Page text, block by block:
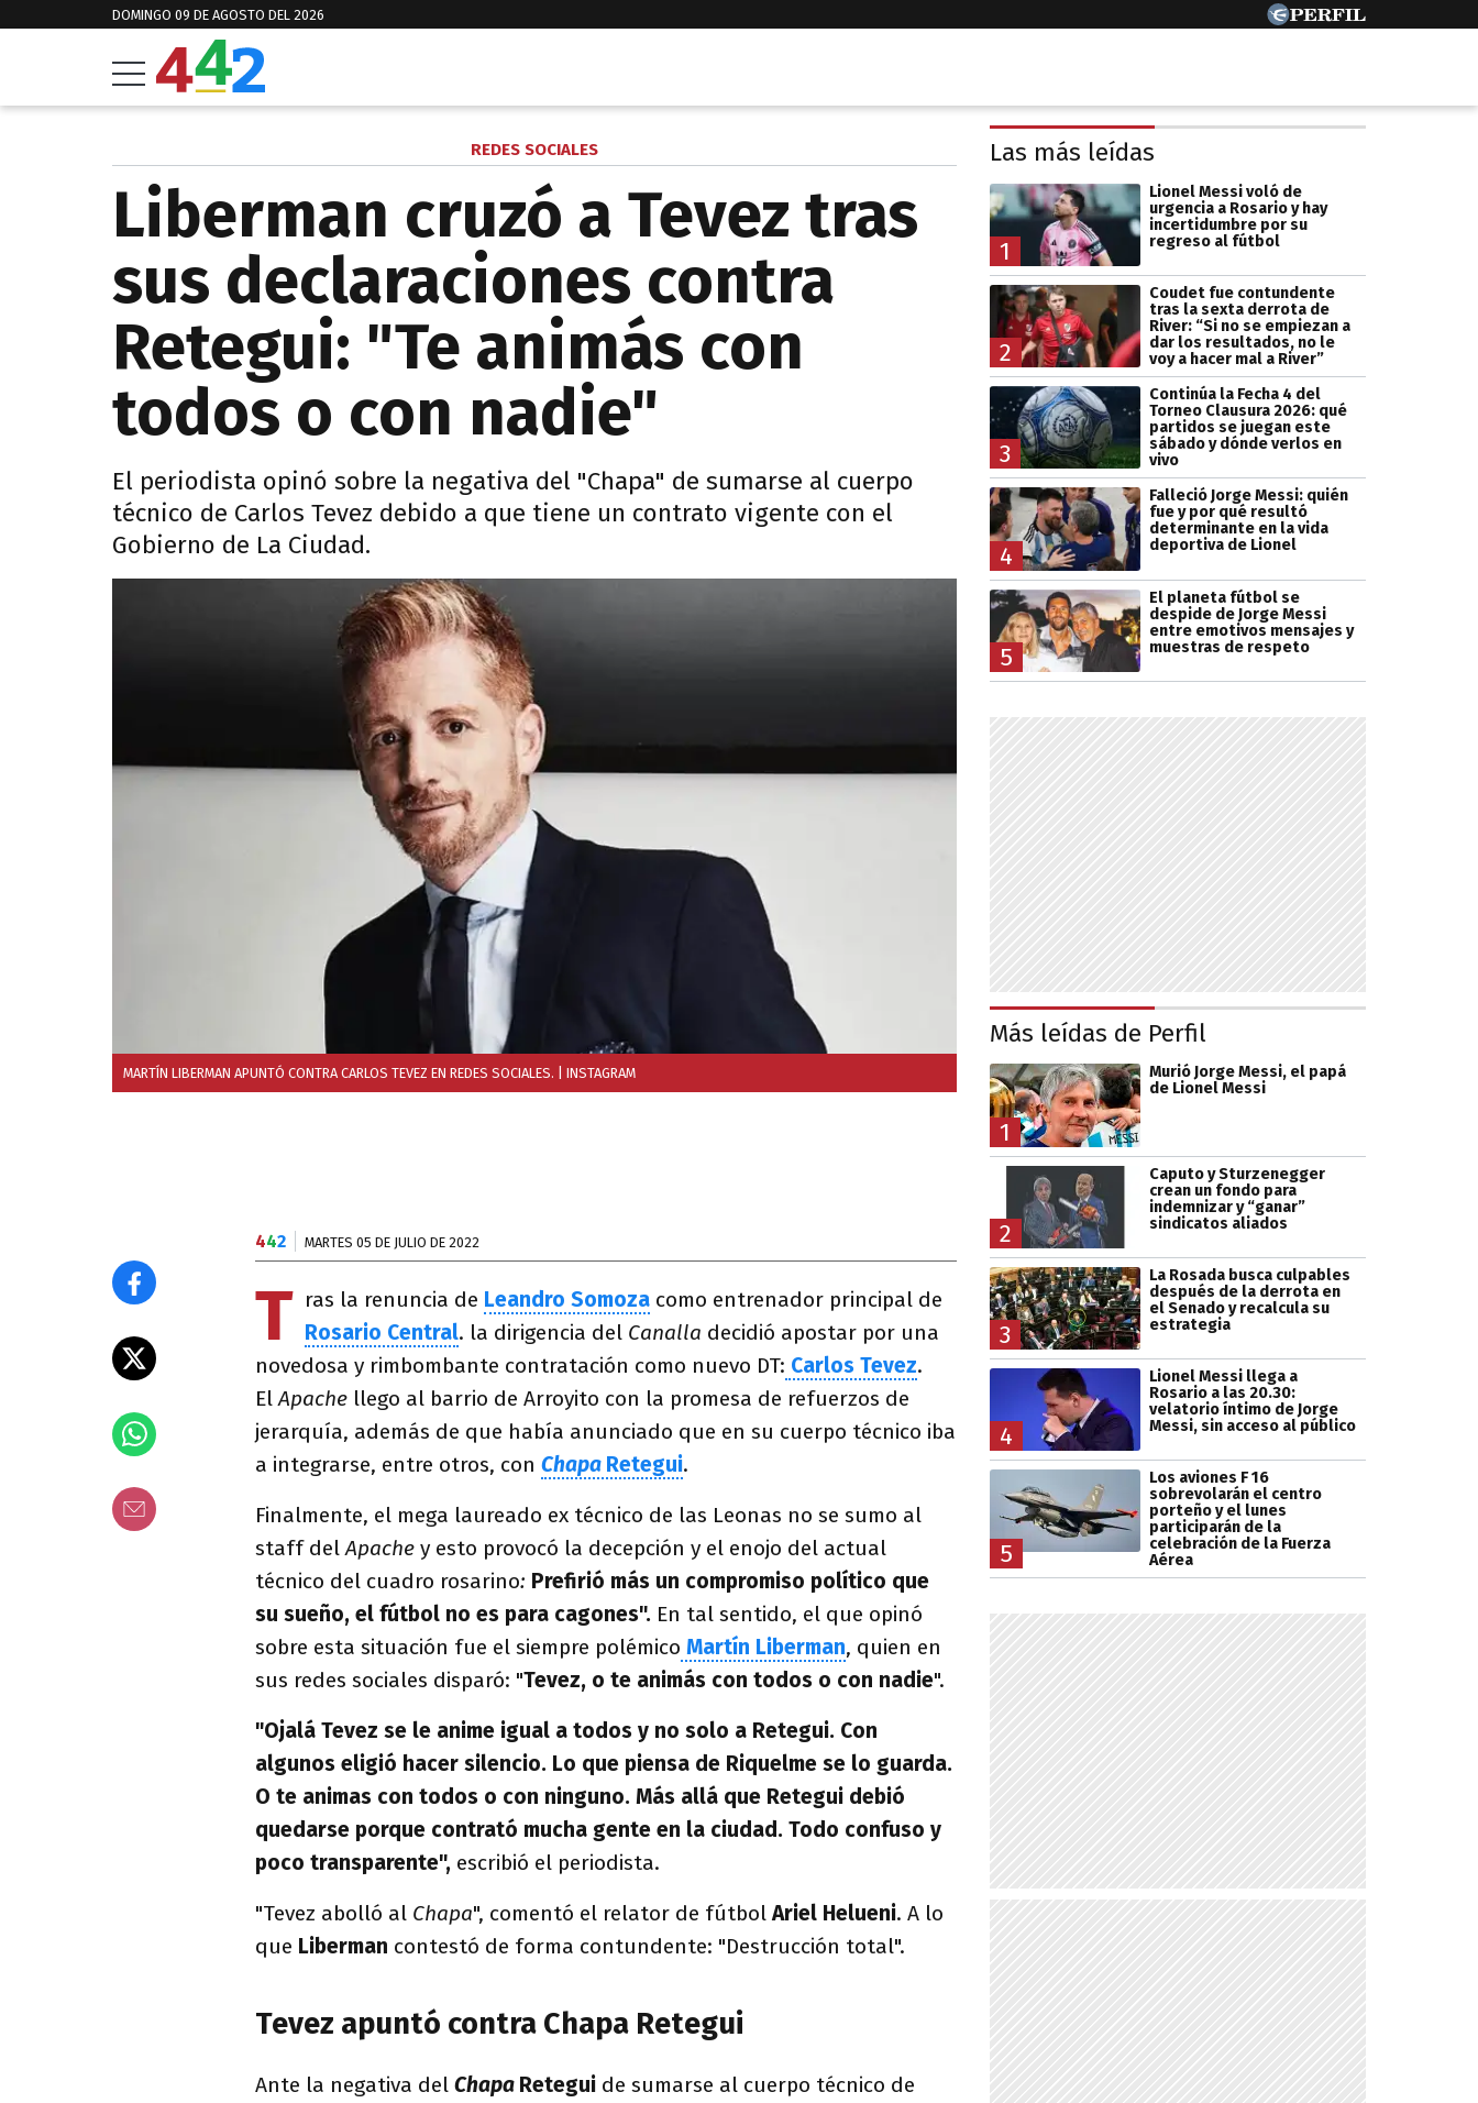
DOMINGO 09 DE AGOSTO DEL 2026
REDES SOCIALES
Liberman cruzó a Tevez tras
sus declaraciones contra
Retegui: "Te animás con
todos o con nadie"
El periodista opinó sobre la negativa del "Chapa" de sumarse al cuerpo
técnico de Carlos Tevez debido a que tiene un contrato vigente con el
Gobierno de La Ciudad.
MARTÍN LIBERMAN APUNTÓ CONTRA CARLOS TEVEZ EN REDES SOCIALES. | INSTAGRAM
442 MARTES 05 DE JULIO DE 2022
T ras la renuncia de Leandro Somoza como entrenador principal de
Rosario Central. la dirigencia del Canalla decidió apostar por una
novedosa y rimbombante contratación como nuevo DT: Carlos Tevez.
ElApache llego al barrio de Arroyito con la promesa de refuerzos de
jerarquía, además de que había anunciado que en su cuerpo técnico iba
a integrarse, entre otros, con Chapa Retegui.
Finalmente, el mega laureado ex técnico de las Leonas no se sumo al
staff delApache y esto provocó la decepción y el enojo del actual
técnico del cuadro rosarino: Prefirió más un compromiso político que
su sueño, el fútbol no es para cagones". En tal sentido, el que opinó
sobre esta situación fue el siempre polémico Martín Liberman, quien en
sus redes sociales disparó: "Tevez, o te animás con todos o con nadie".
"Ojalá Tevez se le anime igual a todos y no solo a Retegui. Con
algunos eligió hacer silencio. Lo que piensa de Riquelme se lo guarda.
O te animas con todos o con ninguno. Más allá que Retegui debió
quedarse porque contrató mucha gente en la ciudad. Todo confuso y
poco transparente", escribió el periodista.
"Tevez abolló al Chapa", comentó el relator de fútbolAriel Helueni. A lo
que Liberman contestó de forma contundente: "Destrucción total".
Tevez apuntó contra Chapa Retegui
Ante la negativa del Chapa Retegui de sumarse al cuerpo técnico de
Las más leídas
1
Lionel Messi voló de
urgencia a Rosario y hay
incertidumbre por su
regreso al fútbol
2
Coudet fue contundente
tras la sexta derrota de
River: “Si no se empiezan a
dar los resultados, no le
voy a hacer mal a River”
3
Continúa la Fecha 4 del
Torneo Clausura 2026: qué
partidos se juegan este
sábado y dónde verlos en
vivo
4
Falleció Jorge Messi: quién
fue y por qué resultó
determinante en la vida
deportiva de Lionel
5
El planeta fútbol se
despide de Jorge Messi
entre emotivos mensajes y
muestras de respeto
Más leídas de Perfil
1
Murió Jorge Messi, el papá
de Lionel Messi
2
Caputo y Sturzenegger
crean un fondo para
indemnizar y “ganar”
sindicatos aliados
3
La Rosada busca culpables
después de la derrota en
el Senado y recalcula su
estrategia
4
Lionel Messi llega a
Rosario a las 20.30:
velatorio íntimo de Jorge
Messi, sin acceso al público
5
Los aviones F 16
sobrevolarán el centro
porteño y el lunes
participarán de la
celebración de la Fuerza
Aérea